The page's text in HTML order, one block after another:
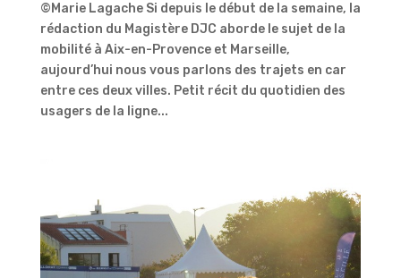
©Marie Lagache Si depuis le début de la semaine, la
rédaction du Magistère DJC aborde le sujet de la
mobilité à Aix-en-Provence et Marseille,
aujourd’hui nous vous parlons des trajets en car
entre ces deux villes. Petit récit du quotidien des
usagers de la ligne...